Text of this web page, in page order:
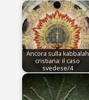
Ancora sulla kabbalah
cristiana: il caso
svedese/4